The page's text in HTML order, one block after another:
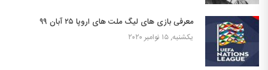
معرفی بازی های لیگ ملت های اروپا ۲۵ آبان ۹۹
یکشنبه, ۱۵ نوامبر ۲۰۲۰